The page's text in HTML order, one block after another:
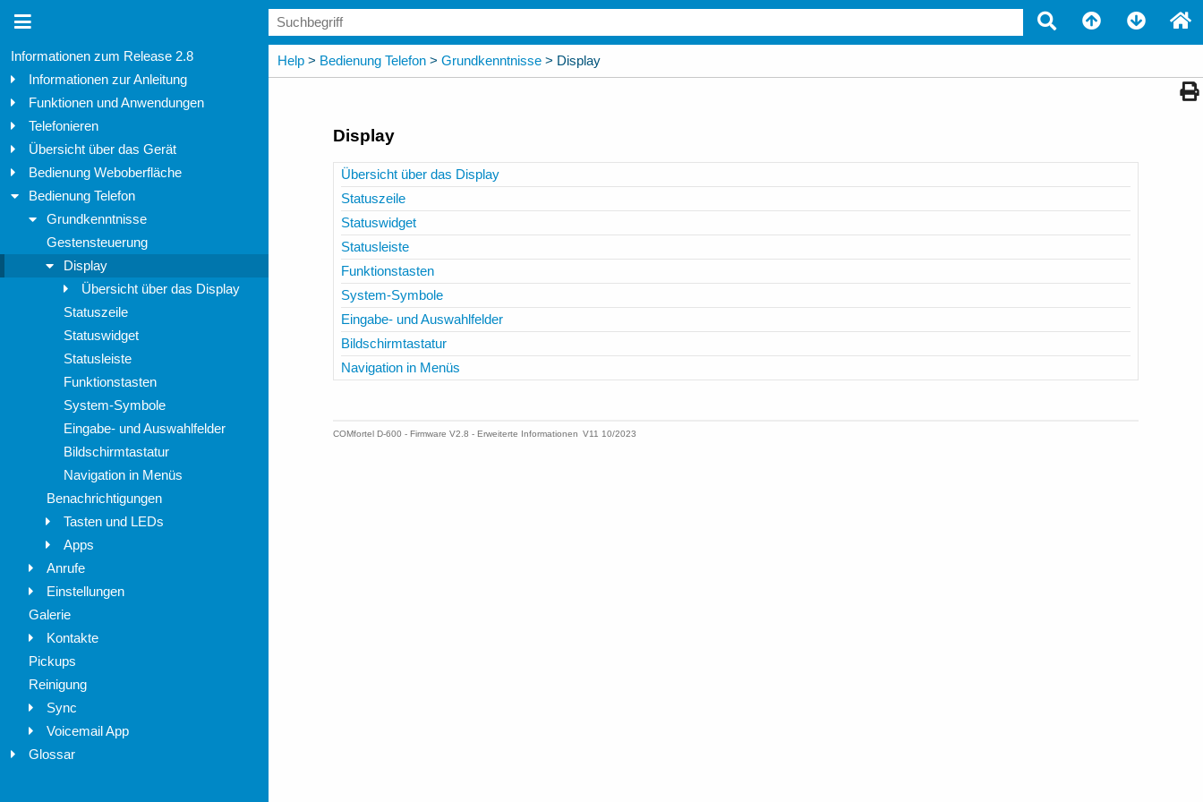
Informationen zum Release 2.8
Informationen zur Anleitung
Funktionen und Anwendungen
Telefonieren
Übersicht über das Gerät
Bedienung Weboberfläche
Bedienung Telefon
Grundkenntnisse
Gestensteuerung
Display
Übersicht über das Display
Statuszeile
Statuswidget
Statusleiste
Funktionstasten
System-Symbole
Eingabe- und Auswahlfelder
Bildschirmtastatur
Navigation in Menüs
Benachrichtigungen
Tasten und LEDs
Apps
Anrufe
Einstellungen
Galerie
Kontakte
Pickups
Reinigung
Sync
Voicemail App
Glossar